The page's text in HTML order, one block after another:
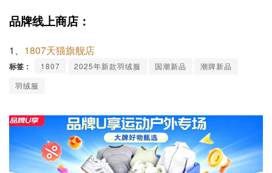
品牌线上商店：
1、 1807天猫旗舰店
标签： 1807 2025年新款羽绒服 国潮新品
潮牌新品
羽绒服